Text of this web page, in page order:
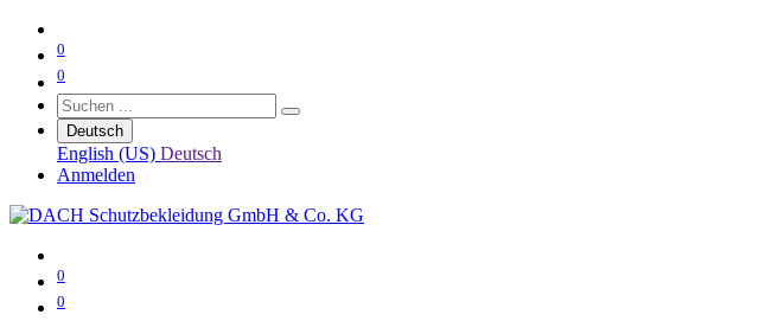
0
0
Deutsch
English (US) Deutsch
Anmelden
0
0